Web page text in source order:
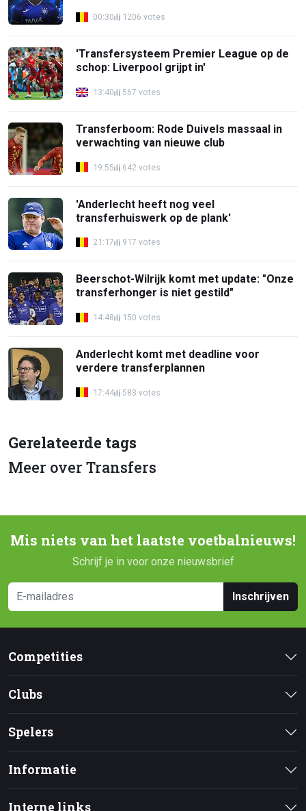
00:30 1206 votes
'Transfersysteem Premier League op de
schop: Liverpool grijpt in'
13:40 567 votes
Transferboom: Rode Duivels massaal in
verwachting van nieuwe club
19:55 642 votes
'Anderlecht heeft nog veel
transferhuiswerk op de plank'
21:17 917 votes
Beerschot-Wilrijk komt met update: "Onze
transferhonger is niet gestild"
14:48 150 votes
Anderlecht komt met deadline voor
verdere transferplannen
17:44 583 votes
Gerelateerde tags
Meer over Transfers
Mis niets van het laatste voetbalnieuws!
Schrijf je in voor onze nieuwsbrief
Inschrijven
Competities
Clubs
Spelers
Informatie
Interne links